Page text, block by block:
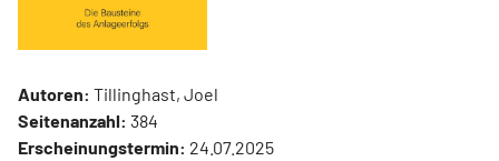
Autoren: Tillinghast, Joel
Seitenanzahl: 384
Erscheinungstermin: 24.07.2025